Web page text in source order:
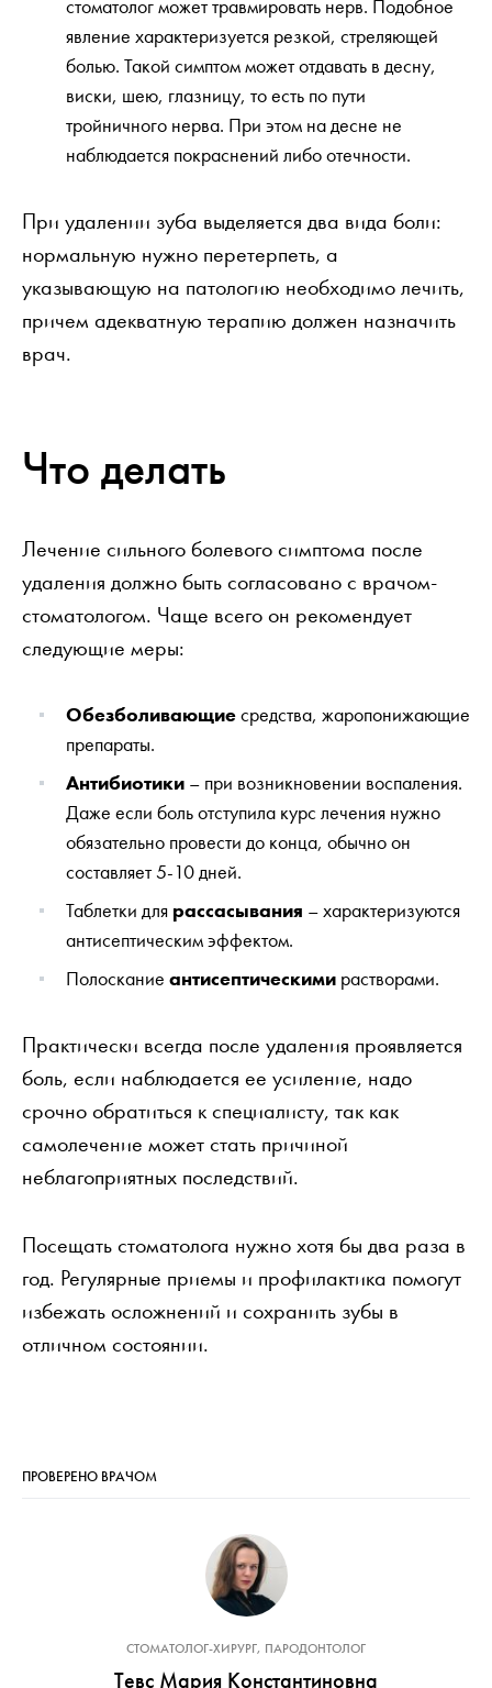
стоматолог может травмировать нерв. Подобное
явление характеризуется резкой, стреляющей
болью. Такой симптом может отдавать в десну,
виски, шею, глазницу, то есть по пути
тройничного нерва. При этом на десне не
наблюдается покраснений либо отечности.
При удалении зуба выделяется два вида боли:
нормальную нужно перетерпеть, а
указывающую на патологию необходимо лечить,
причем адекватную терапию должен назначить
врач.
Что делать
Лечение сильного болевого симптома после
удаления должно быть согласовано с врачом-
стоматологом. Чаще всего он рекомендует
следующие меры:
Обезболивающиесредства, жаропонижающие
препараты.
Антибиотики – при возникновении воспаления.
Даже если боль отступила курс лечения нужно
обязательно провести до конца, обычно он
составляет 5-10 дней.
Таблетки для рассасывания – характеризуются
антисептическим эффектом.
Полоскание антисептическими растворами.
Практически всегда после удаления проявляется
боль, если наблюдается ее усиление, надо
срочно обратиться к специалисту, так как
самолечение может стать причиной
неблагоприятных последствий.
Посещать стоматолога нужно хотя бы два раза в
год. Регулярные приемы и профилактика помогут
избежать осложнений и сохранить зубы в
отличном состоянии.
ПРОВЕРЕНО ВРАЧОМ
СТОМАТОЛОГ-ХИРУРГ, ПАРОДОНТОЛОГ
Тевс Мария Константиновна